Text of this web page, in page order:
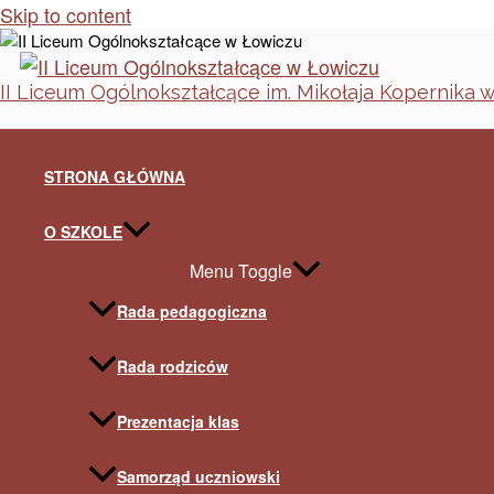
Skip to content
II Liceum Ogólnokształcące im. Mikołaja Kopernika
STRONA GŁÓWNA
O SZKOLE
Menu Toggle
Rada pedagogiczna
Rada rodziców
Prezentacja klas
Samorząd uczniowski